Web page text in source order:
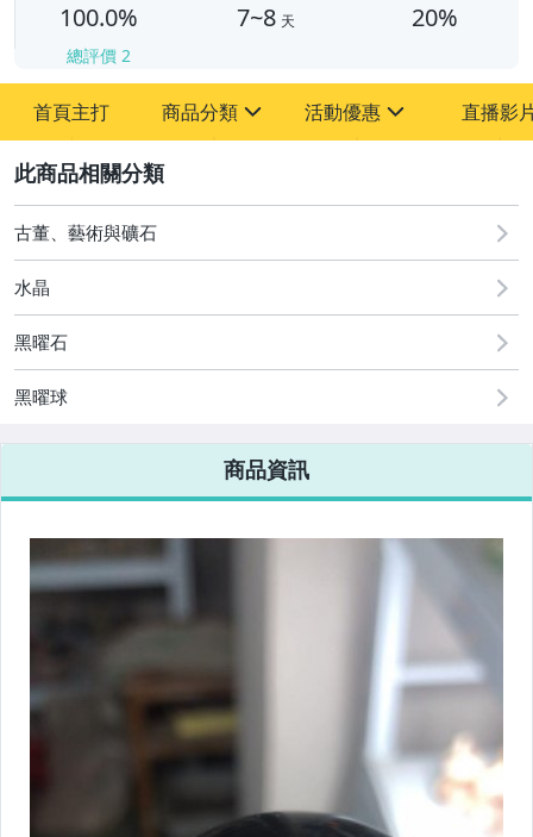
100.0%
總評價 2
7~8 天 20%
首頁主打 商品分類
其它
活動優惠
[全店] 周年慶
[全店] 粉絲專享
直播影
古董、藝術與礦石
水晶
黑曜石
黑曜球
商品資訊